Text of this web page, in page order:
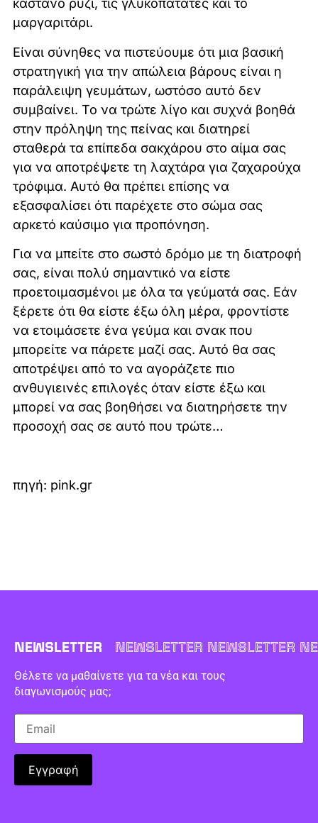
καστανό ρύζι, τις γλυκοπατάτες και το
μαργαριτάρι.
Είναι σύνηθες να πιστεύουμε ότι μια βασική
στρατηγική για την απώλεια βάρους είναι η
παράλειψη γευμάτων, ωστόσο αυτό δεν
συμβαίνει. Το να τρώτε λίγο και συχνά βοηθά
στην πρόληψη της πείνας και διατηρεί
σταθερά τα επίπεδα σακχάρου στο αίμα σας
για να αποτρέψετε τη λαχτάρα για ζαχαρούχα
τρόφιμα. Αυτό θα πρέπει επίσης να
εξασφαλίσει ότι παρέχετε στο σώμα σας
αρκετό καύσιμο για προπόνηση.
Για να μπείτε στο σωστό δρόμο με τη διατροφή
σας, είναι πολύ σημαντικό να είστε
προετοιμασμένοι με όλα τα γεύματά σας. Εάν
ξέρετε ότι θα είστε έξω όλη μέρα, φροντίστε
να ετοιμάσετε ένα γεύμα και σνακ που
μπορείτε να πάρετε μαζί σας. Αυτό θα σας
αποτρέψει από το να αγοράζετε πιο
ανθυγιεινές επιλογές όταν είστε έξω και
μπορεί να σας βοηθήσει να διατηρήσετε την
προσοχή σας σε αυτό που τρώτε…
πηγή: pink.gr
NEWSLETTER NEWSLETTER NEWSLETTER
Θέλετε να μαθαίνετε για τα νέα και τους
διαγωνισμούς μας;